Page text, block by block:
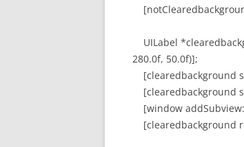
UILabel
280.0f, 50.0f)];
[clearedbackground
[clearedbackground
[window
[clearedbackground